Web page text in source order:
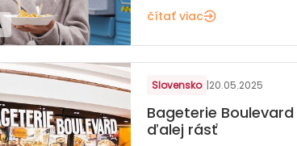
čítať viac
Slovensko |20.05.2025
Bageterie
ďalej rásť